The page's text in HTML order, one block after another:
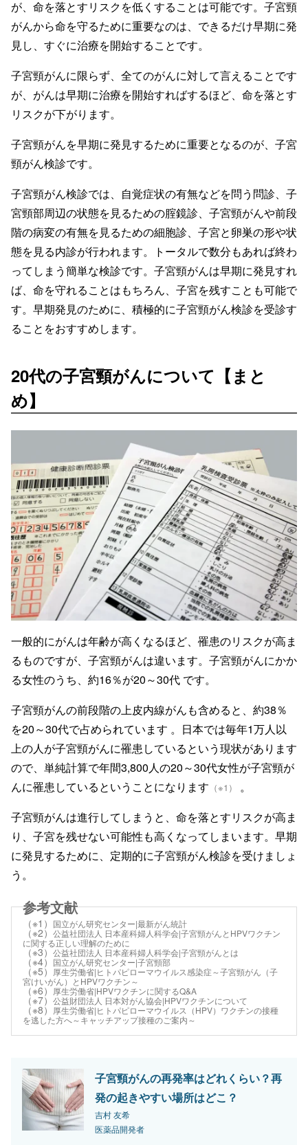
が、命を落とすリスクを低くすることは可能です。子宮頸
がんから命を守るために重要なのは、できるだけ早期に発
見し、すぐに治療を開始することです。
子宮頸がんに限らず、全てのがんに対して言えることです
が、がんは早期に治療を開始すればするほど、命を落とす
リスクが下がります。
子宮頸がんを早期に発見するために重要となるのが、子宮
頸がん検診です。
子宮頸がん検診では、自覚症状の有無などを問う問診、子
宮頸部周辺の状態を見るための腟鏡診、子宮頸がんや前段
階の病変の有無を見るための細胞診、子宮と卵巣の形や状
態を見る内診が行われます。トータルで数分もあれば終わ
ってしまう簡単な検診です。子宮頸がんは早期に発見すれ
ば、命を守れることはもちろん、子宮を残すことも可能で
す。早期発見のために、積極的に子宮頸がん検診を受診す
ることをおすすめします。
20代の子宮頸がんについて【まと
め】
一般的にがんは年齢が高くなるほど、罹患のリスクが高ま
るものですが、子宮頸がんは違います。子宮頸がんにかか
る女性のうち、約16％が20～30代 です。
子宮頸がんの前段階の上皮内線がんも含めると、約38％
を20～30代で占められています 。日本では毎年1万人以
上の人が子宮頸がんに罹患しているという現状があります
ので、単純計算で年間3,800人の20～30代女性が子宮頸が
んに罹患しているということになります （※1）
。
子宮頸がんは進行してしまうと、命を落とすリスクが高ま
り、子宮を残せない可能性も高くなってしまいます。早期
に発見するために、定期的に子宮頸がん検診を受けましょ
う。
（※1） 国立がん研究センター|最新がん統計
（※2） 公益社団法人 日本産科婦人科学会|子宮頸がんとHPVワクチン
に関する正しい理解のために
（※3）公益社団法人 日本産科婦人科学会|子宮頸がんとは
（※4） 国立がん研究センター|子宮頸部
（※5） 厚生労働省|ヒトパピローマウイルス感染症～子宮頸がん（子
宮けいがん）とHPVワクチン～
（※6）厚生労働省|HPVワクチンに関するQ&A
（※7） 公益財団法人 日本対がん協会|HPVワクチンについて
（※8） 厚生労働省|ヒトパピローマウイルス（HPV）ワクチンの接種
を逃した方へ～キャッチアップ接種のご案内～
子宮頸がんの再発率はどれくらい？再
発の起きやすい場所はどこ？
吉村 友希
医薬品開発者